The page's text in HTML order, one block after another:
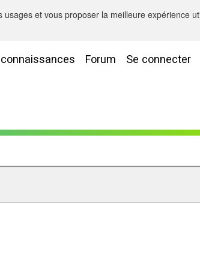
Forum Se connecter
et vous proposer la meilleure expérience